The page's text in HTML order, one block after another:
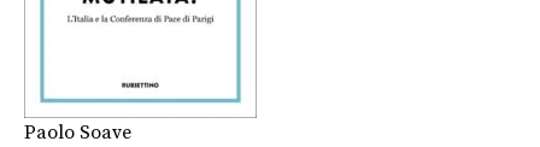
Paolo Soave